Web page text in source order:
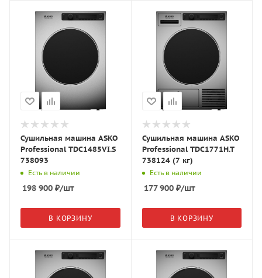
Сушильная машина ASKO
Professional TDC1485VI.S
738093
Есть в наличии
198 900 ₽/шт
В КОРЗИНУ
Сушильная машина ASKO
Professional TDC1771H.T
738124 (7 кг)
Есть в наличии
177 900₽/шт
В КОРЗИНУ